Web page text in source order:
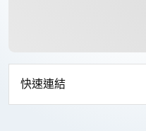
快速連結